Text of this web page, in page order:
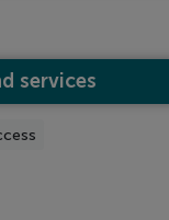
services